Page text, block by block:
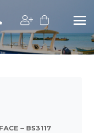
– BS3117